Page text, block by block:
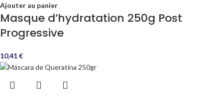
Ajouter au panier
Masque d’hydratation 250g Post
Progressive
10,41€